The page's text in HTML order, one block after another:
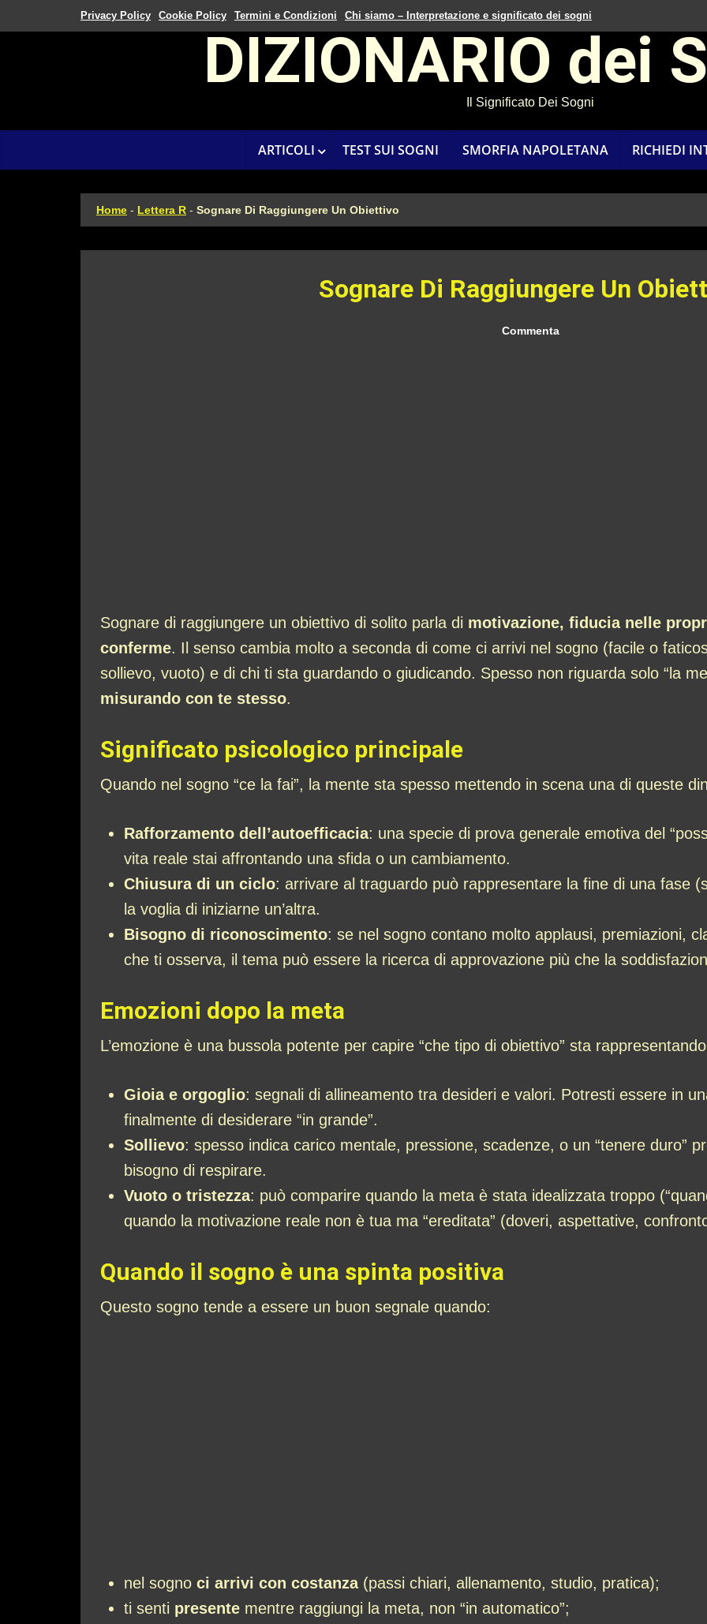
Privacy Policy Cookie Policy Termini e Condizioni Chi siamo – Interpretazione e significato dei sogni
DIZIONARIO dei
Il Significato Dei Sogni
ARTICOLI TEST SUI SOGNI SMORFIA NAPOLETANA RICHIEDI
Home - Lettera R - Sognare Di Raggiungere Un Obiettivo
Sognare Di Raggiungere Un
Commenta
Sognare di raggiungere un obiettivo di solito parla di motivazione, fiducia nelle
conferme. Il senso cambia molto a seconda di come ci arrivi nel sogno (facile o
sollievo, vuoto) e di chi ti sta guardando o giudicando. Spesso non riguarda solo “la
misurando con te stesso.
Significato psicologico principale
Quando nel sogno “ce la fai”, la mente sta spesso mettendo in scena una di queste
Rafforzamento dell’autoefficacia: una specie di prova generale emotiva del
vita reale stai affrontando una sfida o un cambiamento.
Chiusura di un ciclo: arrivare al traguardo può rappresentare la fine di una fase
la voglia di iniziarne un’altra.
Bisogno di riconoscimento: se nel sogno contano molto applausi, premiazioni,
che ti osserva, il tema può essere la ricerca di approvazione più che la
Emozioni dopo la meta
L’emozione è una bussola potente per capire “che tipo di obiettivo” sta
Gioia e orgoglio: segnali di allineamento tra desideri e valori. Potresti essere in
finalmente di desiderare “in grande”.
Sollievo: spesso indica carico mentale, pressione, scadenze, o un “tenere duro”
bisogno di respirare.
Vuoto o tristezza: può comparire quando la meta è stata idealizzata troppo
quando la motivazione reale non è tua ma “ereditata” (doveri, aspettative,
Quando il sogno è una spinta positiva
Questo sogno tende a essere un buon segnale quando:
nel sogno ci arrivi con costanza(passi chiari, allenamento, studio, pratica);
ti senti presente mentre raggiungi la meta, non “in automatico”;